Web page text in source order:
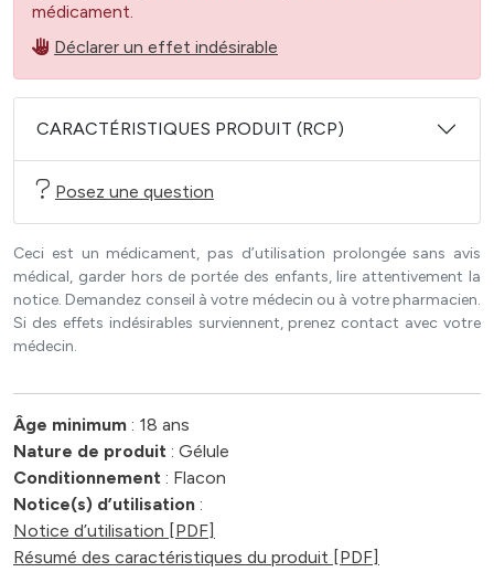
médicament.
Déclarer un effet indésirable
CARACTÉRISTIQUES PRODUIT (RCP)
Posez une question
Ceci est un médicament, pas d’utilisation prolongée sans avis
médical, garder hors de portée des enfants, lire attentivement la
notice. Demandez conseil à votre médecin ou à votre pharmacien.
Si des effets indésirables surviennent, prenez contact avec votre
médecin.
Âge minimum : 18 ans
Nature de produit : Gélule
Conditionnement : Flacon
Notice(s) d’utilisation :
Notice d’utilisation [PDF]
Résumé des caractéristiques du produit [PDF]